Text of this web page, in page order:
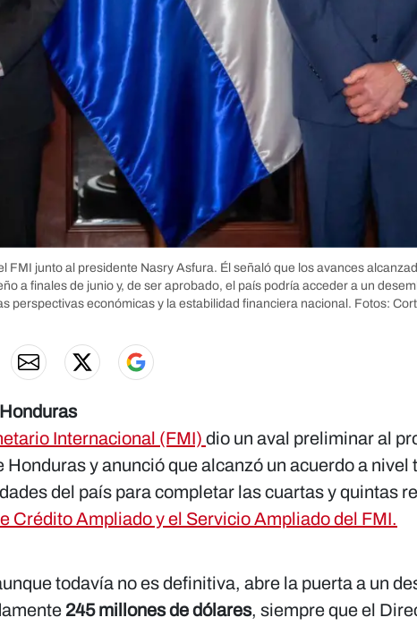
FMI junto al presidente Nasry Asfura. Él señaló que los avances
a finales de junio y, de ser aprobado, el país podría acceder a un
perspectivas económicas y la estabilidad financiera nacional. Fotos:
Internacional (FMI) dio un aval preliminar al
Honduras y anunció que alcanzó un acuerdo a nivel
del país para completar las cuartas y quintas
Crédito Ampliado y el Servicio Ampliado del FMI.
todavía no es definitiva, abre la puerta a un
245 millones de dólares, siempre que el